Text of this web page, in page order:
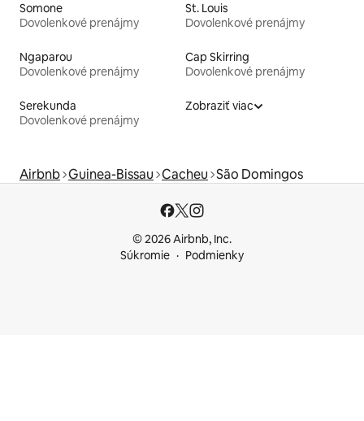
Somone
Dovolenkové prenájmy
St. Louis
Dovolenkové prenájmy
Ngaparou
Dovolenkové prenájmy
Cap Skirring
Dovolenkové prenájmy
Serekunda
Dovolenkové prenájmy
Zobraziť viac
Airbnb Guinea-Bissau Cacheu São Domingos
© 2026 Airbnb, Inc.
Súkromie
Podmienky